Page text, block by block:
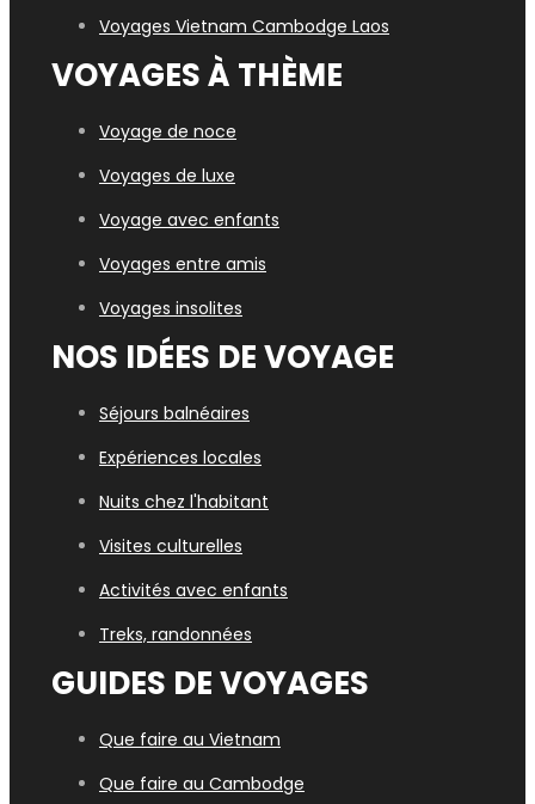
Voyages Vietnam Cambodge Laos
VOYAGES À THÈME
Voyage de noce
Voyages de luxe
Voyage avec enfants
Voyages entre amis
Voyages insolites
NOS IDÉES DE VOYAGE
Séjours balnéaires
Expériences locales
Nuits chez l'habitant
Visites culturelles
Activités avec enfants
Treks, randonnées
GUIDES DE VOYAGES
Que faire au Vietnam
Que faire au Cambodge